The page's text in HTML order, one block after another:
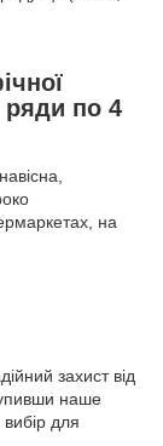
ряди по 4
на
захист від
наше
для